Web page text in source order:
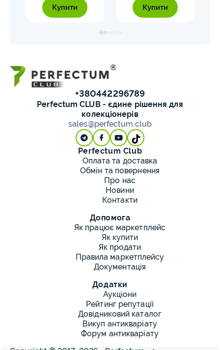
Купити Купити
+380442296789
Perfectum CLUB - єдине рішення для
колекціонерів
sales@perfectum.club
Perfectum Club
Оплата та доставка
Обмін та повернення
Про нас
Новини
Контакти
Допомога
Як працює маркетплейс
Як купити
Як продати
Правила маркетплейсу
Документація
Додатки
Аукціони
Рейтинг репутації
Довідниковий каталог
Викуп антикваріату
Форум антикваріату